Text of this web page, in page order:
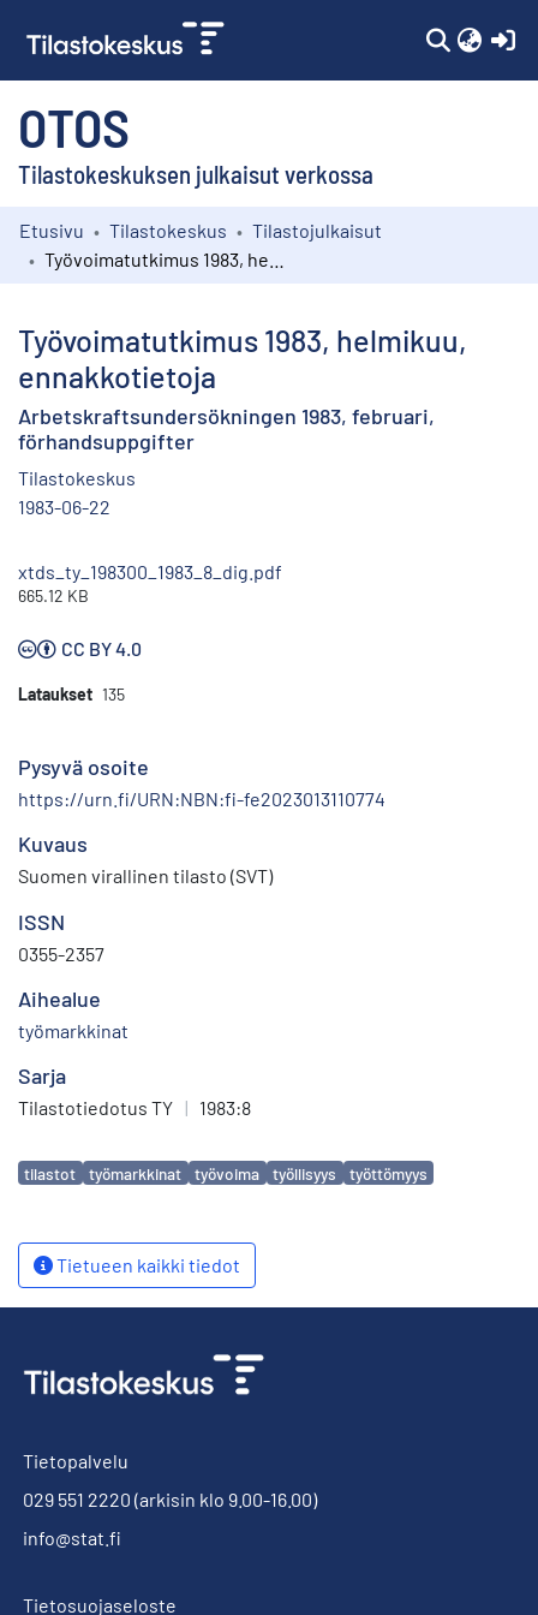
OTOS
Tilastokeskuksen julkaisut verkossa
Kokoelmat
Etusivu Tilastokeskus
Tilastojulkaisut
Työvoimatutkimus 1983, helmikuu,
ennakkotietoja
Arbetskraftsundersökningen 1983, februari,
förhandsuppgifter
Tilastokeskus
1983-06-22
xtds_ty_198300_1983_8_dig.pdf
665.12 KB
CC BY 4.0
Lataukset 135
Pysyvä osoite
https://urn.fi/URN:NBN:fi-fe2023013110774
Kuvaus
Suomen virallinen tilasto (SVT)
ISSN
0355-2357
Aihealue
työmarkkinat
Sarja
Tilastotiedotus TY | 1983:8
Avainsanat
tilastot työmarkkinat työvoima työllisyys työttömyys
Tietueen kaikki tiedot
Tietopalvelu
029 551 2220 (arkisin klo 9.00-16.00)
info@stat.fi
Tietosuojaseloste